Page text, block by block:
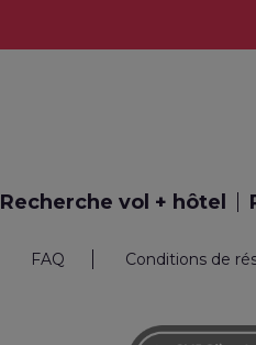
Recherche vol + hôtel
FAQ Conditions de